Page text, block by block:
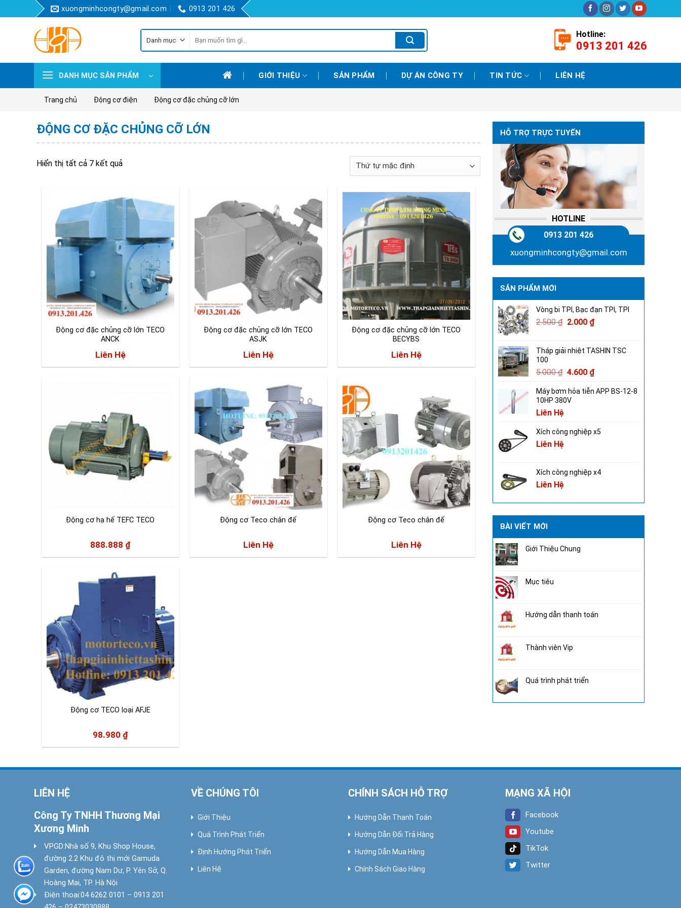
to
xuongminhcongty@gmail.com 0913 201 426
kiếm:
Hotline:
0913 201 426
DANH MỤC SẢN PHẨM GIỚI THIỆU SẢN PHẨM DỰ ÁN CÔNG TY TIN TỨC LIÊN HỆ
Trang chủ Động cơ điện Động cơ đặc chủng cỡ lớn
ĐỘNG CƠ ĐẶC CHỦNG CỠ LỚN
Hiển thị tất cả 7 kết quả
Động cơ đặc chủng cỡ lớn TECO
ANCK
Liên Hệ
Động cơ đặc chủng cỡ lớn TECO
ASJK
Liên Hệ
Động cơ đặc chủng cỡ lớn TECO
BECYBS
Liên Hệ
Động cơ hạ hế TEFC TECO
888.888 ₫
Động cơ Teco chân đế
Liên Hệ
Động cơ Teco chân đế
Liên Hệ
Động cơ TECO loại AFJE
98.980 ₫
HỖ TRỢ TRỰC TUYẾN
HOTLINE
0913 201 426
xuongminhcongty@gmail.com
SẢN PHẨM MỚI
Vòng bi TPI, Bạc đạn TPI, TPI
2.500₫ 2.000 ₫
Tháp giải nhiệt TASHIN TSC
100
5.000₫ 4.600 ₫
Máy bơm hỏa tiễn APP BS-12-8
10HP 380V
Liên Hệ
Xích công nghiệp x5
Liên Hệ
Xích công nghiệp x4
Liên Hệ
BÀI VIẾT MỚI
Giới Thiệu Chung
Mục tiêu
Hướng dẫn thanh toán
Thành viên Vip
Quá trình phát triển
LIÊN HỆ
Công Ty TNHH Thương Mại
Xương Minh
VPGD:Nhà số 9, Khu Shop House,
đường 2.2 Khu đô thị mới Gamuda
Garden, đường Nam Dư, P. Yên Sở, Q.
Hoàng Mai, TP. Hà Nội
Điện thoại:04 6262 0101 – 0913 201
VỀ CHÚNG TÔI
Giới Thiệu
Quá Trình Phát Triển
Định Hướng Phát Triển
Liên Hệ
CHÍNH SÁCH HỖ TRỢ
Hướng Dẫn Thanh Toán
Hướng Dẫn Đổi Trả Hàng
Hướng Dẫn Mua Hàng
Chính Sách Giao Hàng
MẠNG XÃ HỘI
Facebook
Youtube
TikTok
Twitter